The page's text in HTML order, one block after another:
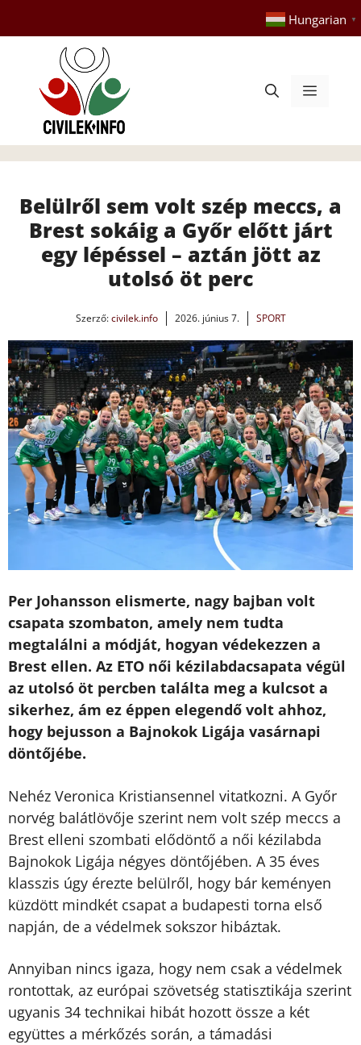
tartalomba
Hungarian ▼
Menü
Belülről sem volt szép meccs, a
Brest sokáig a Győr előtt járt
egy lépéssel – aztán jött az
utolsó öt perc
Szerző:civilek.info 2026. június 7. SPORT
Per Johansson elismerte, nagy bajban volt
csapata szombaton, amely nem tudta
megtalálni a módját, hogyan védekezzen a
Brest ellen. Az ETO női kézilabdacsapata végül
az utolsó öt percben találta meg a kulcsot a
sikerhez, ám ez éppen elegendő volt ahhoz,
hogy bejusson a Bajnokok Ligája vasárnapi
döntőjébe.
Nehéz Veronica Kristiansennel vitatkozni. A Győr
norvég balátlövője szerint nem volt szép meccs a
Brest elleni szombati elődöntő a női kézilabda
Bajnokok Ligája négyes döntőjében. A 35 éves
klasszis úgy érezte belülről, hogy bár keményen
küzdött mindkét csapat a budapesti torna első
napján, de a védelmek sokszor hibáztak.
Annyiban nincs igaza, hogy nem csak a védelmek
rontottak, az európai szövetség statisztikája szerint
ugyanis 34 technikai hibát hozott össze a két
együttes a mérkőzés során, a támadási